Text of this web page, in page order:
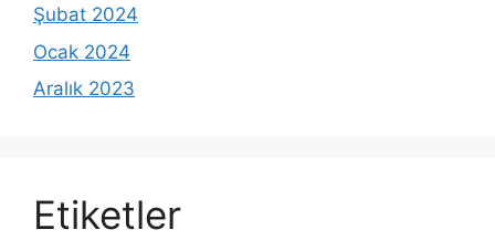
Şubat 2024
Ocak 2024
Aralık 2023
Etiketler